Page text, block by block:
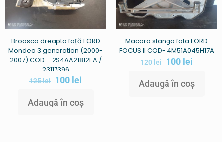
Broasca dreapta față FORD
Mondeo 3 generation (2000-
2007) COD – 2S4AA21812EA /
23117396
125lei 100 lei
Adaugă în coș
Macara stanga fata FORD
FOCUS II COD- 4M51A045H17A
120lei 100 lei
Adaugă în coș